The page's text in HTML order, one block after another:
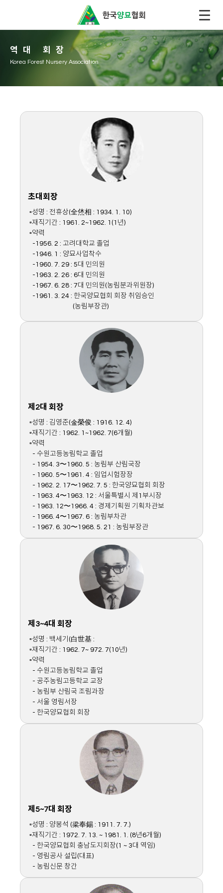
역대 회장
Korea Forest Nursery Association
초대회장
▫성명 : 전휴상(全烋相 : 1934. 1. 10)
▫재직기간 : 1961. 2~1962. 1(1년)
▫약력
-1956. 2 : 고려대학교 졸업
-1946. 1 : 양묘사업착수
-1960. 7. 29 : 5대 민의원
-1963. 2. 26 : 6대 민의원
-1967. 6. 28 : 7대 민의원(농림분과위원장)
-1961. 3. 24 : 한국양묘협회 회장 취임승인
(농림부장관)
제2대 회장
▫성명 : 김영준(金榮俊 : 1916. 12. 4)
▫재직기간 : 1962. 1~1962. 7(6개월)
▫약력
- 수원고등농림학교 졸업
- 1954. 3〜1960. 5 : 농림부 산림국장
- 1960. 5〜1961. 4 : 임업시험장장
- 1962. 2. 17〜1962. 7. 5 : 한국양묘협회 회장
- 1963. 4〜1963. 12 : 서울특별시 제1부시장
- 1963. 12〜1966. 4 : 경제기획원 기획차관보
- 1966. 4〜1967. 6 : 농림부차관
- 1967. 6. 30〜1968. 5. 21 : 농림부장관
제3~4대 회장
▫성명 : 백세기(白世基 :
▫재직기간 : 1962. 7~ 972. 7(10년)
▫약력
- 수원고등농림학교 졸업
- 공주농림고등학교 교장
- 농림부 산림국 조림과장
- 서울 영림서장
- 한국양묘협회 회장
제5~7대 회장
▫성명 : 양봉석 (梁奉錫 : 1911. 7. 7.)
▫재직기간 : 1972. 7. 13. ~ 1981. 1. (8년6개월)
- 한국양묘협회 충남도지회장(1 ~ 3대 역임)
- 영림공사 설립(대표)
- 농림신문 창간